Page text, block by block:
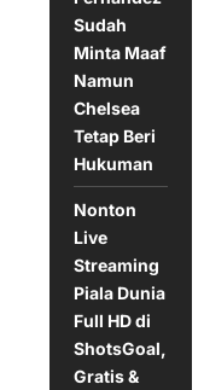
Sudah
Minta Maaf
Namun
Chelsea
Tetap Beri
Hukuman
Nonton
Live
Streaming
Piala Dunia
Full HD di
ShotsGoal,
Gratis &